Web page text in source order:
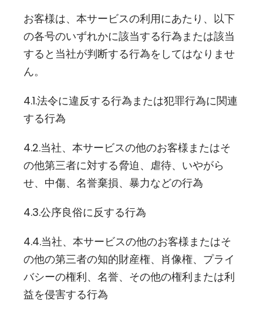
お客様は、本サービスの利用にあたり、以下
の各号のいずれかに該当する行為または該当
すると当社が判断する行為をしてはなりませ
ん。
4.1.法令に違反する行為または犯罪行為に関連
する行為
4.2.当社、本サービスの他のお客様またはそ
の他第三者に対する脅迫、虐待、いやがら
せ、中傷、名誉棄損、暴力などの行為
4.3.公序良俗に反する行為
4.4.当社、本サービスの他のお客様またはそ
の他の第三者の知的財産権、肖像権、プライ
バシーの権利、名誉、その他の権利または利
益を侵害する行為